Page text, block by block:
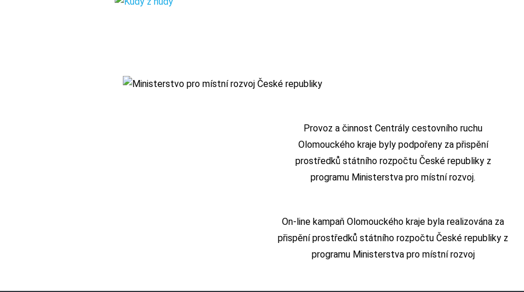
Provoz a činnost Centrály cestovního ruchu
Olomouckého kraje byly podpořeny za přispění
prostředků státního rozpočtu České republiky z
programu Ministerstva pro místní rozvoj.
On-line kampaň Olomouckého kraje byla realizována za
přispění prostředků státního rozpočtu České republiky z
programu Ministerstva pro místní rozvoj